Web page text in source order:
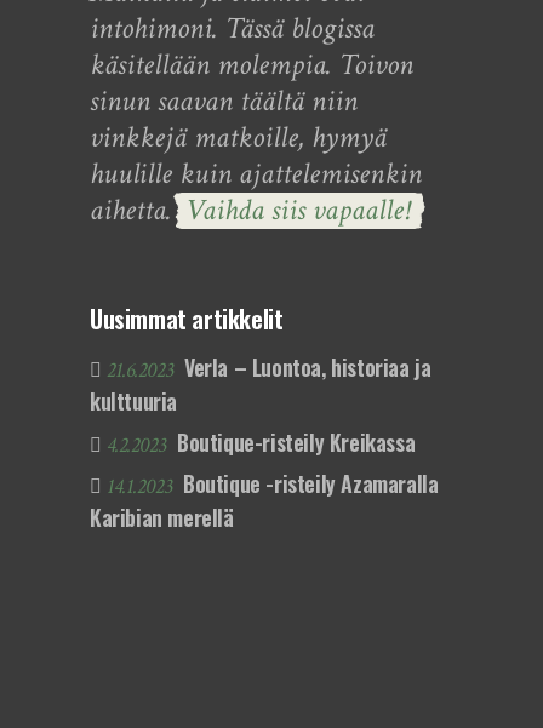
intohimoni. Tässä blogissa
käsitellään molempia. Toivon
sinun saavan täältä niin
vinkkejä matkoille, hymyä
huulille kuin ajattelemisenkin
aihetta. Vaihda siis vapaalle!
Uusimmat artikkelit
21.6.2023 Verla – Luontoa, historiaa ja
kulttuuria
4.2.2023 Boutique-risteily Kreikassa
14.1.2023 Boutique -risteily Azamaralla
Karibian merellä